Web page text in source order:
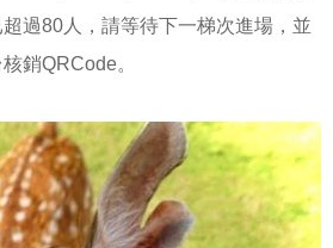
過80人，請等待下一梯次進場，並
銷QRCode。